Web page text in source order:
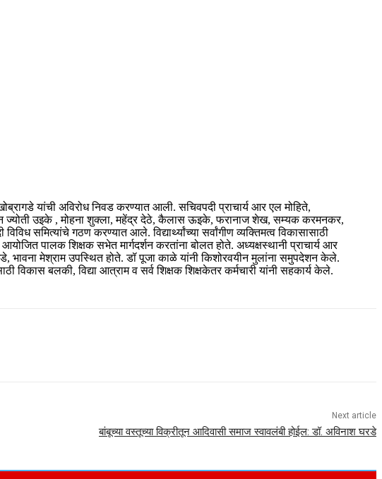
यांची अविरोध निवड करण्यात आली. सचिवपदी प्राचार्य आर एल मोहिते,
ज्योती उइके , मोहना शुक्ला, महेंद्र देठे, कैलास ऊइके, फरानाज शेख, सम्यक करमनकर,
समित्यांचे गठण करण्यात आले. विद्यार्थ्यांच्या सर्वांगीण व्यक्तिमत्व विकासासाठी
पालक शिक्षक सभेत मार्गदर्शन करतांना बोलत होते. अध्यक्षस्थानी प्राचार्य आर
भावना मेश्राम उपस्थित होते. डॉ पूजा काळे यांनी किशोरवयीन मुलांना समुपदेशन केले.
बलकी, विद्या आत्राम व सर्व शिक्षक शिक्षकेतर कर्मचारी यांनी सहकार्य केले.
Next article
बांबूच्या वस्तूच्या विक्रीतून आदिवासी समाज स्वावलंबी होईल: डॉ. अविनाश घरडे